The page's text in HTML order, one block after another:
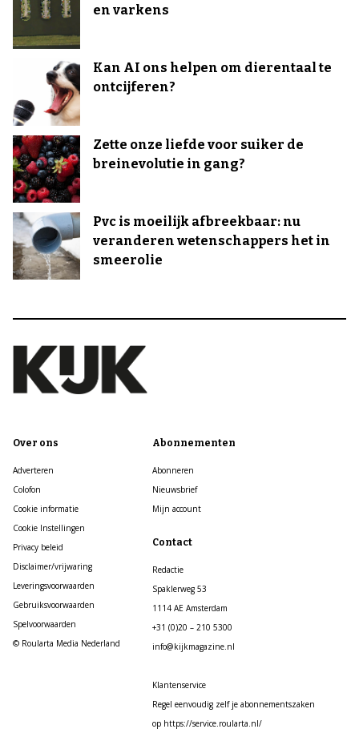
en varkens
Kan AI ons helpen om dierentaal te
ontcijferen?
Zette onze liefde voor suiker de
breinevolutie in gang?
Pvc is moeilijk afbreekbaar: nu
veranderen wetenschappers het in
smeerolie
Over ons
Adverteren
Colofon
Cookie informatie
Cookie Instellingen
Privacy beleid
Disclaimer/vrijwaring
Leveringsvoorwaarden
Gebruiksvoorwaarden
Spelvoorwaarden
© Roularta Media Nederland
Abonnementen
Abonneren
Nieuwsbrief
Mijn account
Contact
Redactie
Spaklerweg 53
1114 AE Amsterdam
+31 (0)20 – 210 5300
info@kijkmagazine.nl
Klantenservice
Regel eenvoudig zelf je abonnementszaken
op https://service.roularta.nl/